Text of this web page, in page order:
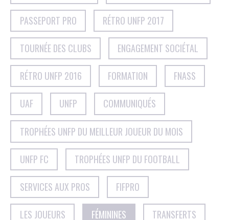
PASSEPORT PRO RÉTRO UNFP 2017
TOURNÉE DES CLUBS ENGAGEMENT SOCIÉTAL
RÉTRO UNFP 2016 FORMATION FNASS
UAF UNFP COMMUNIQUÉS
TROPHÉES UNFP DU MEILLEUR JOUEUR DU MOIS
UNFP FC TROPHÉES UNFP DU FOOTBALL
SERVICES AUX PROS FIFPRO
LES JOUEURS FÉMININES TRANSFERTS